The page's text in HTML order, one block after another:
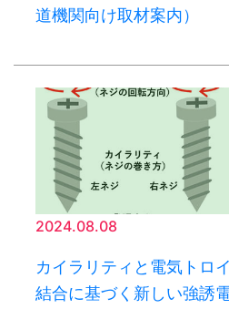
道機関向け取材案内）
2024.08.08
カイラリティと電気トロ
結合に基づく新しい強誘